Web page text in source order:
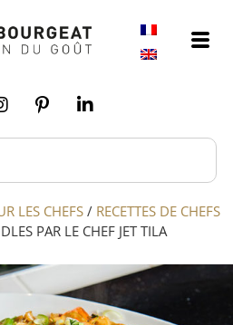
LES CHEFS/ RECETTES DE CHEFS
PAR LE CHEF JET TILA